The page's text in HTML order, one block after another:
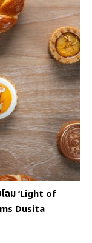
โฉม ‘Light of
Dusita